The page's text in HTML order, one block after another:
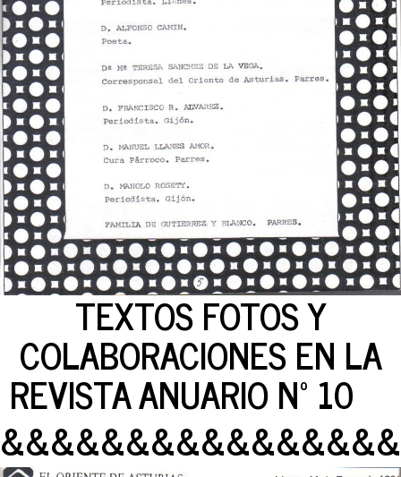
TEXTOS FOTOS Y
COLABORACIONES EN LA
REVISTA ANUARIO Nº 10